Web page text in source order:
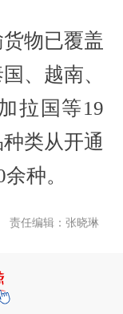
物已覆盖
、越南、
拉国等19
类从开通
种。
责任编辑：张晓琳